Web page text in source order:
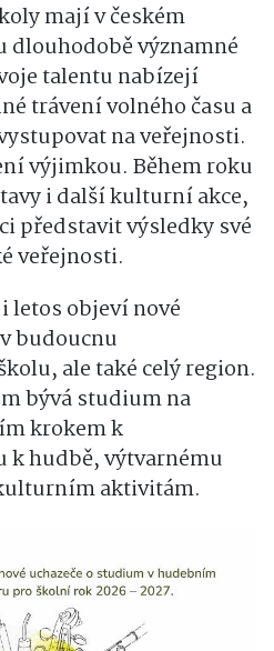
mají v českém
dlouhodobě významné
talentu nabízejí
trávení volného času a
na veřejnosti.
výjimkou. Během roku
i další kulturní akce,
představit výsledky své
veřejnosti.
letos objeví nové
budoucnu
ale také celý region.
bývá studium na
krokem k
k hudbě, výtvarnému
aktivitám.